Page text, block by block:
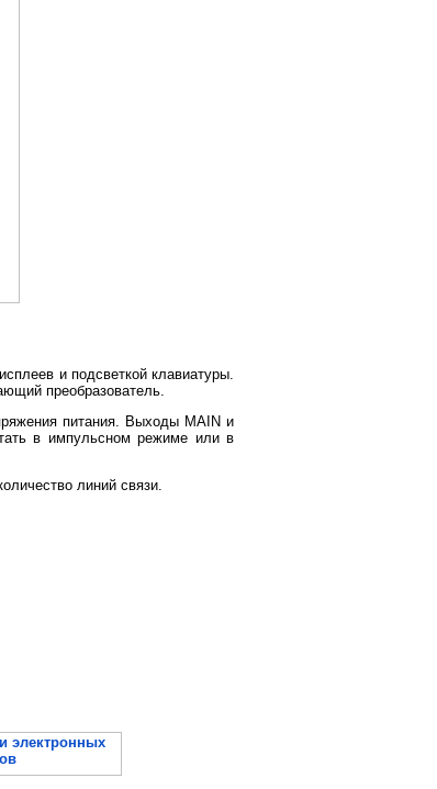
и подсветкой клавиатуры.
преобразователь.
питания. Выходы MAIN и
в импульсном режиме или в
линий связи.